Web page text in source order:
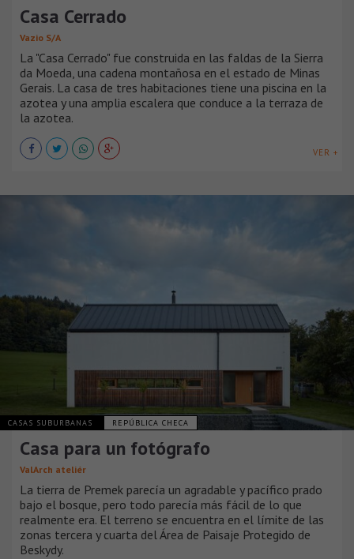
Casa Cerrado
Vazio S/A
La "Casa Cerrado" fue construida en las faldas de la Sierra
da Moeda, una cadena montañosa en el estado de Minas
Gerais. La casa de tres habitaciones tiene una piscina en la
azotea y una amplia escalera que conduce a la terraza de
la azotea.
VER +
CASAS SUBURBANAS REPÚBLICA CHECA
Casa para un fotógrafo
ValArch ateliér
La tierra de Premek parecía un agradable y pacífico prado
bajo el bosque, pero todo parecía más fácil de lo que
realmente era. El terreno se encuentra en el límite de las
zonas tercera y cuarta del Área de Paisaje Protegido de
Beskydy.